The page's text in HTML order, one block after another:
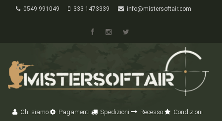
0549 991049 333 1473339 info@mistersoftair.com
Chi siamo Pagamenti Spedizioni Recesso
Condizioni